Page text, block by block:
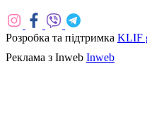
Розробка та підтримка KLIF
Реклама з Inweb Inweb